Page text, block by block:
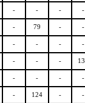
- - - -
- 79 - -
- - - -
- - -
- - - -
- 124 - -